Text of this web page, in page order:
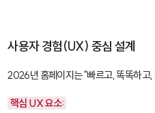
사용자 경험(UX) 중심 설계
2026년 홈페이지는 "빠르고, 똑똑하고
핵심 UX 요소: